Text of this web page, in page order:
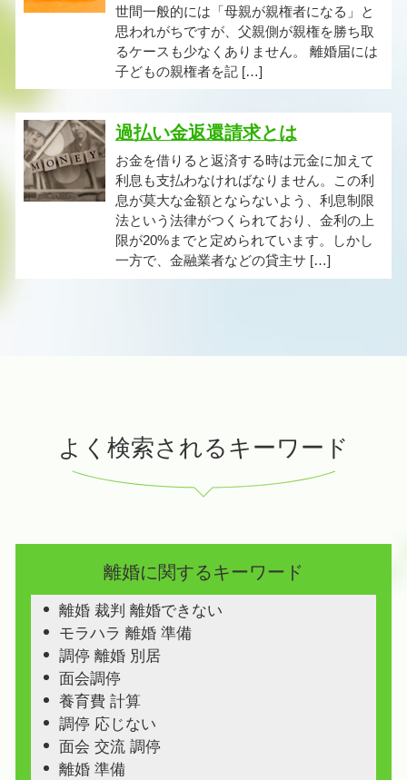
世間一般的には「母親が親権者になる」と
思われがちですが、父親側が親権を勝ち取
るケースも少なくありません。 離婚届には
子どもの親権者を記 […]
過払い金返還請求とは
お金を借りると返済する時は元金に加えて
利息も支払わなければなりません。この利
息が莫大な金額とならないよう、利息制限
法という法律がつくられており、金利の上
限が20%までと定められています。しかし
一方で、金融業者などの貸主サ […]
よく検索されるキーワード
離婚に関するキーワード
離婚 裁判 離婚できない
モラハラ 離婚 準備
調停 離婚 別居
面会調停
養育費 計算
調停 応じない
面会 交流 調停
離婚 準備